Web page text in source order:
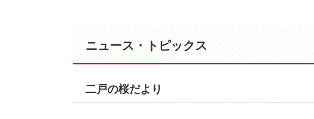
ニュース・トピックス
二戸の桜だより